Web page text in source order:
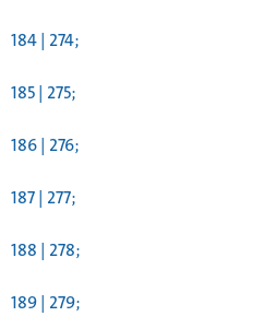
184 | 274;
185 | 275;
186 | 276;
187 | 277;
188 | 278;
189 | 279;